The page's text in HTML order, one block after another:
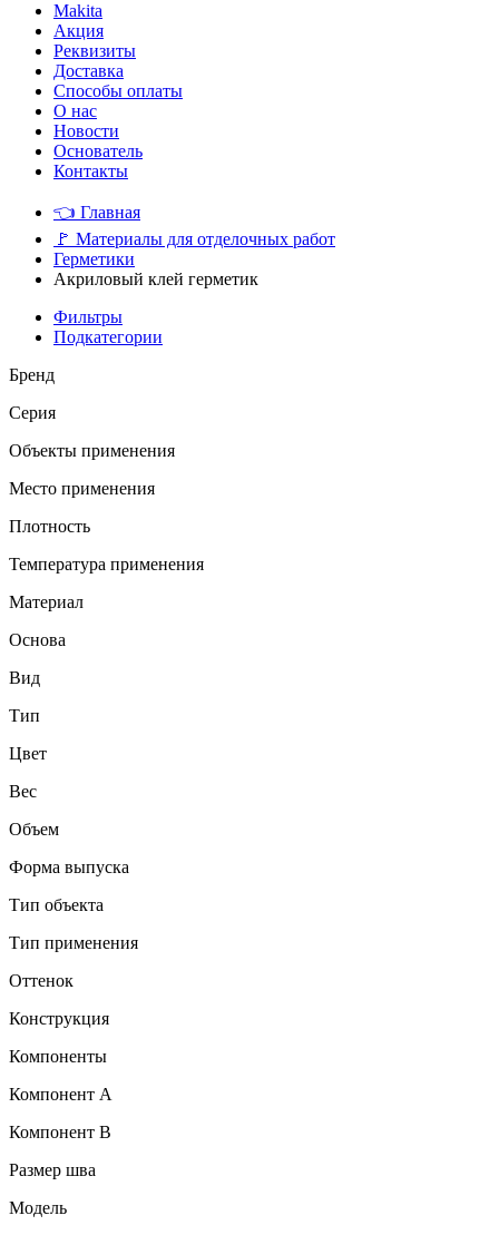
Makita
Акция
Реквизиты
Доставка
Способы оплаты
О нас
Новости
Основатель
Контакты
👈 Главная
🚩 Материалы для отделочных работ
Герметики
Акриловый клей герметик
Фильтры
Подкатегории
Бренд
Серия
Объекты применения
Место применения
Плотность
Температура применения
Материал
Основа
Вид
Тип
Цвет
Вес
Объем
Форма выпуска
Тип объекта
Тип применения
Оттенок
Конструкция
Компоненты
Компонент А
Компонент В
Размер шва
Модель